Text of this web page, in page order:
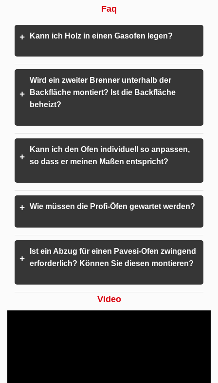
Faq
+ Kann ich Holz in einen Gasofen legen?
+
Wird ein zweiter Brenner unterhalb der
Backfläche montiert? Ist die Backfläche
beheizt?
+
Kann ich den Ofen individuell so anpassen,
so dass er meinen Maßen entspricht?
+ Wie müssen die Profi-Öfen gewartet werden?
+
Ist ein Abzug für einen Pavesi-Ofen zwingend
erforderlich? Können Sie diesen montieren?
Video